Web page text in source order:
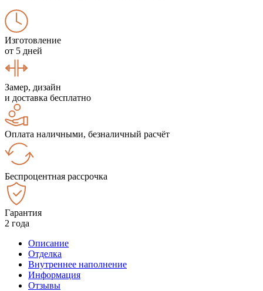
Изготовление
от 5 дней
Замер, дизайн
и доставка бесплатно
Оплата наличными, безналичный расчёт
Беспроцентная рассрочка
Гарантия
2 года
Описание
Отделка
Внутреннее наполнение
Информация
Отзывы